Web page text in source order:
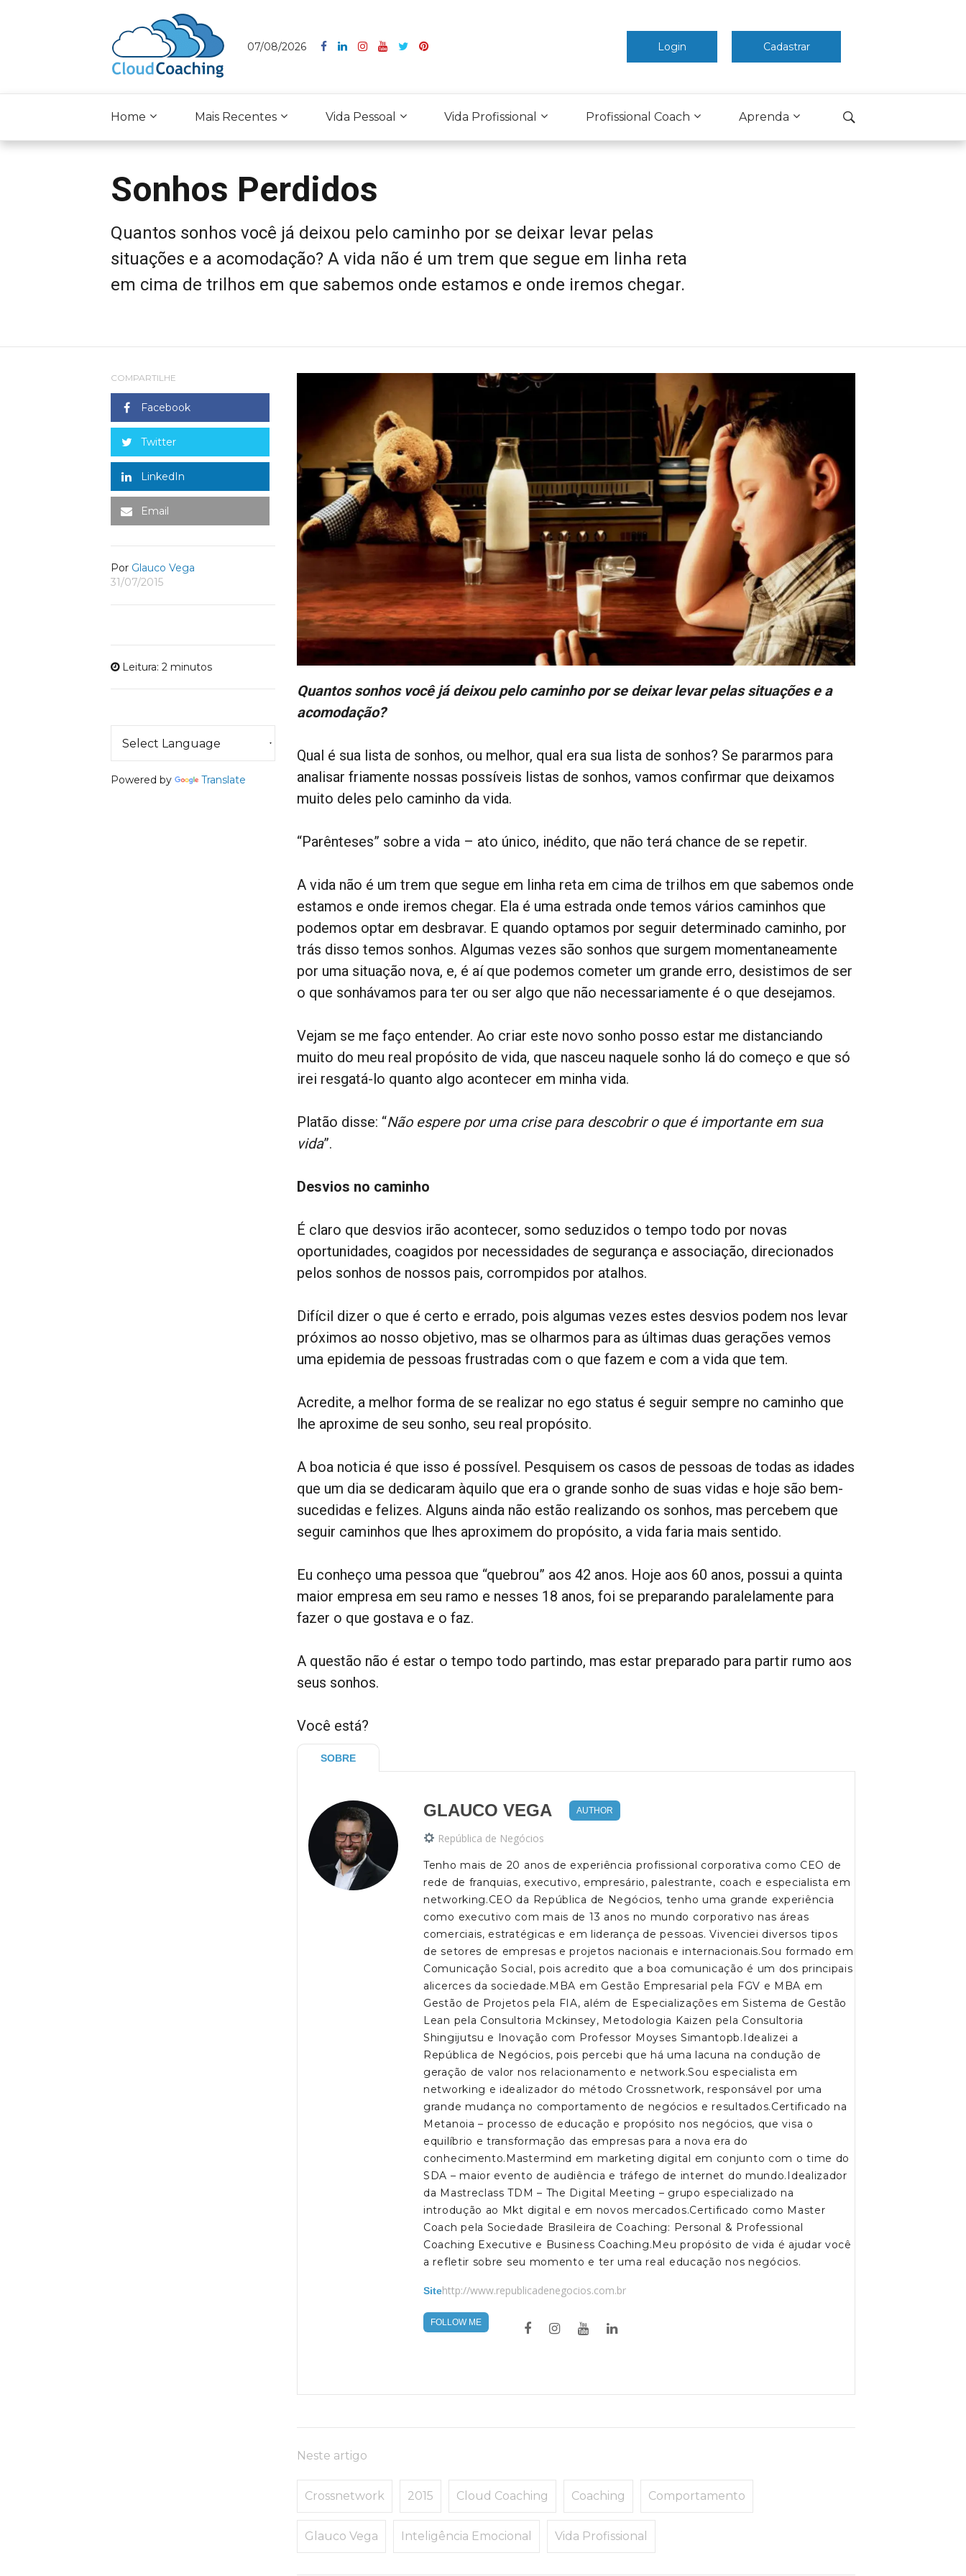
07/08/2026 Login Cadastrar
Home Mais Recentes Vida Pessoal Vida Profissional Profissional Coach Aprenda
Sonhos Perdidos
Quantos sonhos você já deixou pelo caminho por se deixar levar pelas
situações e a acomodação? A vida não é um trem que segue em linha reta
em cima de trilhos em que sabemos onde estamos e onde iremos chegar.
COMPARTILHE
Facebook
Twitter
LinkedIn
Email
Por Glauco Vega
31/07/2015
Leitura: 2 minutos
Powered by Translate
Quantos sonhos você já deixou pelo caminho por se deixar levar pelas situações e a
acomodação?
Qual é sua lista de sonhos, ou melhor, qual era sua lista de sonhos? Se pararmos para
analisar friamente nossas possíveis listas de sonhos, vamos confirmar que deixamos
muito deles pelo caminho da vida.
“Parênteses” sobre a vida – ato único, inédito, que não terá chance de se repetir.
A vida não é um trem que segue em linha reta em cima de trilhos em que sabemos onde
estamos e onde iremos chegar. Ela é uma estrada onde temos vários caminhos que
podemos optar em desbravar. E quando optamos por seguir determinado caminho, por
trás disso temos sonhos. Algumas vezes são sonhos que surgem momentaneamente
por uma situação nova, e, é aí que podemos cometer um grande erro, desistimos de ser
o que sonhávamos para ter ou ser algo que não necessariamente é o que desejamos.
Vejam se me faço entender. Ao criar este novo sonho posso estar me distanciando
muito do meu real propósito de vida, que nasceu naquele sonho lá do começo e que só
irei resgatá-lo quanto algo acontecer em minha vida.
Platão disse: “Não espere por uma crise para descobrir o que é importante em sua
vida”.
Desvios no caminho
É claro que desvios irão acontecer, somo seduzidos o tempo todo por novas
oportunidades, coagidos por necessidades de segurança e associação, direcionados
pelos sonhos de nossos pais, corrompidos por atalhos.
Difícil dizer o que é certo e errado, pois algumas vezes estes desvios podem nos levar
próximos ao nosso objetivo, mas se olharmos para as últimas duas gerações vemos
uma epidemia de pessoas frustradas com o que fazem e com a vida que tem.
Acredite, a melhor forma de se realizar no ego status é seguir sempre no caminho que
lhe aproxime de seu sonho, seu real propósito.
A boa noticia é que isso é possível. Pesquisem os casos de pessoas de todas as idades
que um dia se dedicaram àquilo que era o grande sonho de suas vidas e hoje são bem-
sucedidas e felizes. Alguns ainda não estão realizando os sonhos, mas percebem que
seguir caminhos que lhes aproximem do propósito, a vida faria mais sentido.
Eu conheço uma pessoa que “quebrou” aos 42 anos. Hoje aos 60 anos, possui a quinta
maior empresa em seu ramo e nesses 18 anos, foi se preparando paralelamente para
fazer o que gostava e o faz.
A questão não é estar o tempo todo partindo, mas estar preparado para partir rumo aos
seus sonhos.
Você está?
SOBRE
GLAUCO VEGA AUTHOR
República de Negócios
Tenho mais de 20 anos de experiência profissional corporativa como CEO de
rede de franquias, executivo, empresário, palestrante, coach e especialista em
networking.CEO da República de Negócios, tenho uma grande experiência
como executivo com mais de 13 anos no mundo corporativo nas áreas
comerciais, estratégicas e em liderança de pessoas. Vivenciei diversos tipos
de setores de empresas e projetos nacionais e internacionais.Sou formado em
Comunicação Social, pois acredito que a boa comunicação é um dos principais
alicerces da sociedade.MBA em Gestão Empresarial pela FGV e MBA em
Gestão de Projetos pela FIA, além de Especializações em Sistema de Gestão
Lean pela Consultoria Mckinsey, Metodologia Kaizen pela Consultoria
Shingijutsu e Inovação com Professor Moyses Simantopb.Idealizei a
República de Negócios, pois percebi que há uma lacuna na condução de
geração de valor nos relacionamento e network.Sou especialista em
networking e idealizador do método Crossnetwork, responsável por uma
grande mudança no comportamento de negócios e resultados.Certificado na
Metanoia – processo de educação e propósito nos negócios, que visa o
equilíbrio e transformação das empresas para a nova era do
conhecimento.Mastermind em marketing digital em conjunto com o time do
SDA – maior evento de audiência e tráfego de internet do mundo.Idealizador
da Mastreclass TDM – The Digital Meeting – grupo especializado na
introdução ao Mkt digital e em novos mercados.Certificado como Master
Coach pela Sociedade Brasileira de Coaching: Personal & Professional
Coaching Executive e Business Coaching.Meu propósito de vida é ajudar você
a refletir sobre seu momento e ter uma real educação nos negócios.
Sitehttp://www.republicadenegocios.com.br
FOLLOW ME
Neste artigo
Crossnetwork 2015 Cloud Coaching Coaching Comportamento
Glauco Vega Inteligência Emocional Vida Profissional